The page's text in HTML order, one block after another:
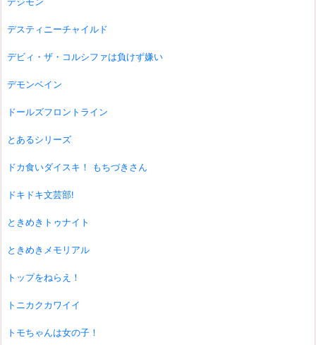
デスティニーチャイルド
デビィ・ザ・コルシファは負けず嫌い
デモンベイン
ドールズフロントライン
とあるシリーズ
ドカ食いダイスキ！ もちづきさん
ドキドキ文芸部!
ときめきトゥナイト
ときめきメモリアル
トップをねらえ！
トニカクカワイイ
トモちゃんは女の子！